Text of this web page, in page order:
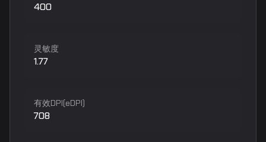
400
灵敏度
1.77
有效DPI(eDPI)
708